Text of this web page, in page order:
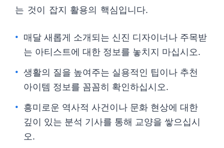
는 것이 잡지 활용의 핵심입니다.
매달 새롭게 소개되는 신진 디자이너나 주목받
는 아티스트에 대한 정보를 놓치지 마십시오.
생활의 질을 높여주는 실용적인 팁이나 추천
아이템 정보를 꼼꼼히 확인하십시오.
흥미로운 역사적 사건이나 문화 현상에 대한
깊이 있는 분석 기사를 통해 교양을 쌓으십시
오.